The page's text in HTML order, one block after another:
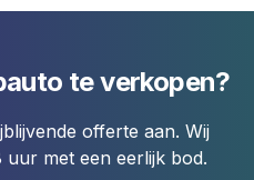
te verkopen?
offerte aan. Wij
met een eerlijk bod.